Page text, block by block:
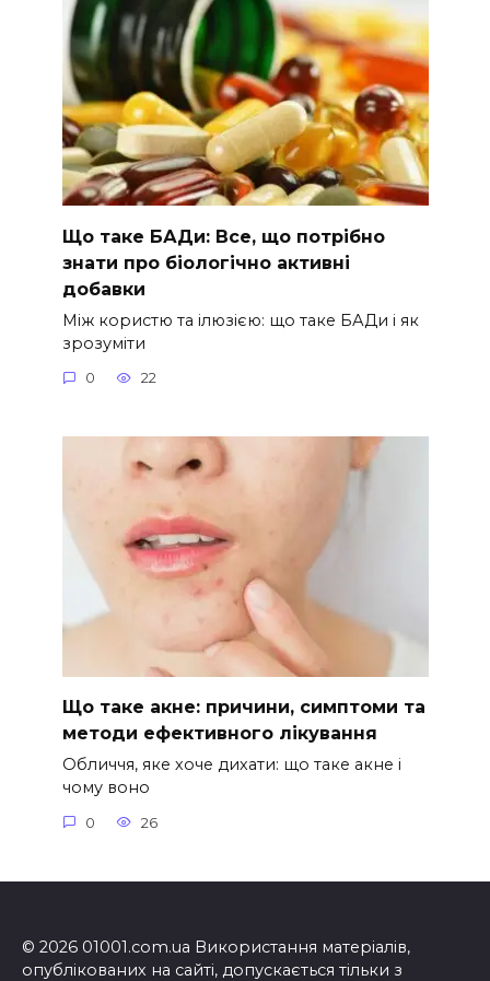
Що таке БАДи: Все, що потрібно
знати про біологічно активні
добавки
Між користю та ілюзією: що таке БАДи і як
зрозуміти
0 22
Що таке акне: причини, симптоми та
методи ефективного лікування
Обличчя, яке хоче дихати: що таке акне і
чому воно
0 26
© 2026 01001.com.ua Використання матеріалів,
опублікованих на сайті, допускається тільки з